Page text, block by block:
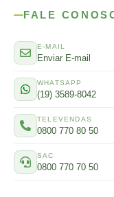
FALE
E-MAIL
Enviar E-mail
WHATSAPP
(19) 3589-8042
TELEVENDAS
0800 770 80 50
SAC
0800 770 70 50